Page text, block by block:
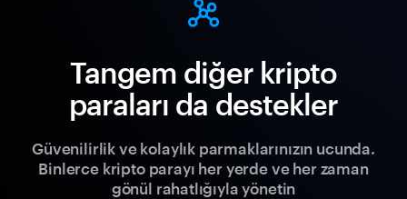
Tangem diğer kripto
paraları da destekler
Güvenilirlik ve kolaylık parmaklarınızın ucunda.
Binlerce kripto parayı her yerde ve her zaman
gönül rahatlığıyla yönetin